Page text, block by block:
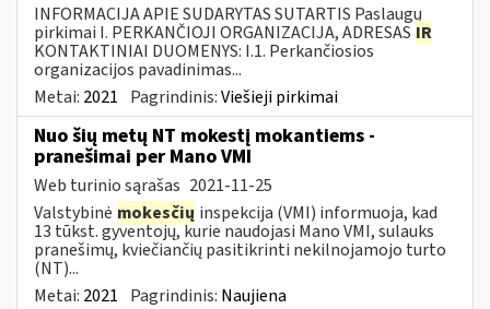
INFORMACIJA APIE SUDARYTAS SUTARTIS Paslaugų
pirkimai I. PERKANČIOJI ORGANIZACIJA, ADRESAS IR
KONTAKTINIAI DUOMENYS: I.1. Perkančiosios
organizacijos pavadinimas...
Metai: 2021 Pagrindinis:Viešieji pirkimai
Nuo šių metų NT mokestį mokantiems -
pranešimai per Mano VMI
Web turinio sąrašas 2021-11-25
Valstybinė mokesčių inspekcija (VMI) informuoja, kad
13 tūkst. gyventojų, kurie naudojasi Mano VMI, sulauks
pranešimų, kviečiančių pasitikrinti nekilnojamojo turto
(NT)...
Metai: 2021 Pagrindinis: Naujiena